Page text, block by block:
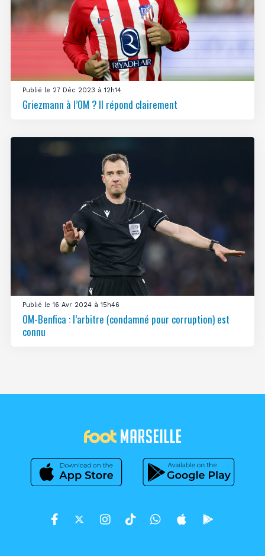
Publié le 27 Déc 2023 à 12h14
Griezmann à l’OM ? Il répond clairement
Publié le 16 Avr 2024 à 15h46
OM-Benfica : l’arbitre (condamné pour corruption) est
connu